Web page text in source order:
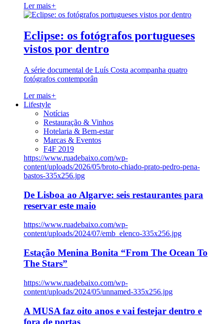
Ler mais+
Eclipse: os fotógrafos portugueses
vistos por dentro
A série documental de Luís Costa acompanha quatro
fotógrafos contemporân
Ler mais+
Lifestyle
Notícias
Restauração & Vinhos
Hotelaria & Bem-estar
Marcas & Eventos
F4F 2019
https://www.ruadebaixo.com/wp-
content/uploads/2026/05/broto-chiado-prato-pedro-pena-
bastos-335x256.jpg
De Lisboa ao Algarve: seis restaurantes para
reservar este maio
https://www.ruadebaixo.com/wp-
content/uploads/2024/07/emb_elenco-335x256.jpg
Estação Menina Bonita “From The Ocean To
The Stars”
https://www.ruadebaixo.com/wp-
content/uploads/2024/05/unnamed-335x256.jpg
A MUSA faz oito anos e vai festejar dentro e
fora de portas